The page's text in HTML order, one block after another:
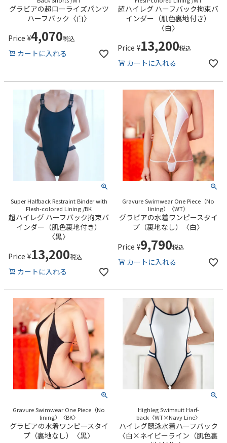
グラビアの超ローライズパンツ
ハーフバック〈白〉
Price ¥4,070税込
カートに入れる
超ハイレグ ハーフバック拘束バ
インダー（肌色裏地付き）
〈白〉
Price ¥13,200税込
カートに入れる
Super Halfback Restraint Binder with
Flesh-colored Lining /BK
超ハイレグ ハーフバック拘束バ
インダー（肌色裏地付き）
〈黒〉
Price ¥13,200税込
カートに入れる
Gravure Swimwear One Piece（No
lining）〈WT〉
グラビアの水着ワンピースタイ
プ（裏地なし）〈白〉
Price ¥9,790税込
カートに入れる
Gravure Swimwear One Piece（No
lining）〈BK〉
グラビアの水着ワンピースタイ
プ（裏地なし）〈黒〉
Highleg Swimsuit Harf-
back〈WT×Navy Line〉
ハイレグ競泳水着ハーフバック
〈白×ネイビーライン（肌色裏